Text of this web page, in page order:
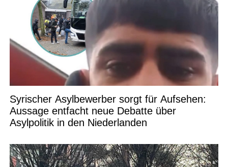
Syrischer Asylbewerber sorgt für Aufsehen:
Aussage entfacht neue Debatte über
Asylpolitik in den Niederlanden